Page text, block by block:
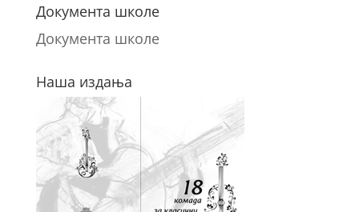
Документа школе
Документа школе
Наша издања